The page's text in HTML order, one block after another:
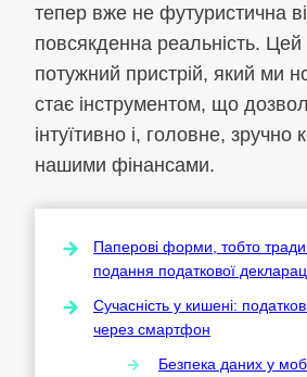
тепер вже не футуристична
повсякденна реальність.
потужний пристрій, який ми
стає інструментом, що
інтуїтивно і, головне, зручно
нашими фінансами.
Паперові форми, тобто
подання податкової
Сучасність у кишені:
через смартфон
Безпека даних у